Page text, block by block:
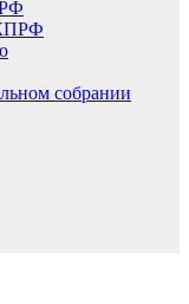
собрании